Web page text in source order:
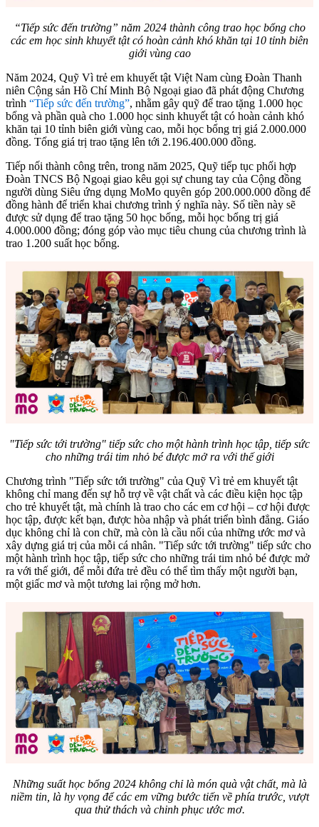
“Tiếp sức đến trường” năm 2024 thành công trao học bổng cho
các em học sinh khuyết tật có hoàn cảnh khó khăn tại 10 tỉnh biên
giới vùng cao
Năm 2024, Quỹ Vì trẻ em khuyết tật Việt Nam cùng Đoàn Thanh
niên Cộng sản Hồ Chí Minh Bộ Ngoại giao đã phát động Chương
trình “Tiếp sức đến trường”, nhằm gây quỹ để trao tặng 1.000 học
bổng và phần quà cho 1.000 học sinh khuyết tật có hoàn cảnh khó
khăn tại 10 tỉnh biên giới vùng cao, mỗi học bổng trị giá 2.000.000
đồng. Tổng giá trị trao tặng lên tới 2.196.400.000 đồng.
Tiếp nối thành công trên, trong năm 2025, Quỹ tiếp tục phối hợp
Đoàn TNCS Bộ Ngoại giao kêu gọi sự chung tay của Cộng đồng
người dùng Siêu ứng dụng MoMo quyên góp 200.000.000 đồng để
đồng hành để triển khai chương trình ý nghĩa này. Số tiền này sẽ
được sử dụng để trao tặng 50 học bổng, mỗi học bổng trị giá
4.000.000 đồng; đóng góp vào mục tiêu chung của chương trình là
trao 1.200 suất học bổng.
"Tiếp sức tới trường" tiếp sức cho một hành trình học tập, tiếp sức
cho những trái tim nhỏ bé được mở ra với thế giới
Chương trình "Tiếp sức tới trường" của Quỹ Vì trẻ em khuyết tật
không chỉ mang đến sự hỗ trợ về vật chất và các điều kiện học tập
cho trẻ khuyết tật, mà chính là trao cho các em cơ hội – cơ hội được
học tập, được kết bạn, được hòa nhập và phát triển bình đẳng. Giáo
dục không chỉ là con chữ, mà còn là cầu nối của những ước mơ và
xây dựng giá trị của mỗi cá nhân. "Tiếp sức tới trường" tiếp sức cho
một hành trình học tập, tiếp sức cho những trái tim nhỏ bé được mở
ra với thế giới, để mỗi đứa trẻ đều có thể tìm thấy một người bạn,
một giấc mơ và một tương lai rộng mở hơn.
Những suất học bổng 2024 không chỉ là món quà vật chất, mà là
niềm tin, là hy vọng để các em vững bước tiến về phía trước, vượt
qua thử thách và chinh phục ước mơ.